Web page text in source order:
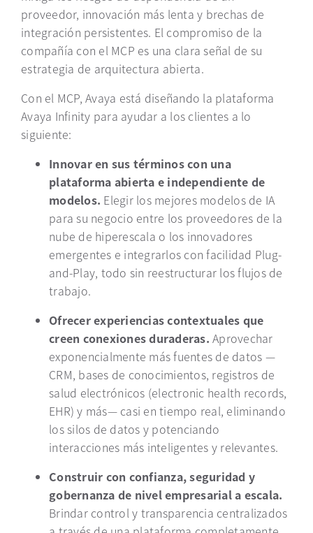
proveedor, innovación más lenta y brechas de
integración persistentes. El compromiso de la
compañía con el MCP es una clara señal de su
estrategia de arquitectura abierta.
Con el MCP, Avaya está diseñando la plataforma
Avaya Infinity para ayudar a los clientes a lo
siguiente:
Innovar en sus términos con una
plataforma abierta e independiente de
modelos. Elegir los mejores modelos de IA
para su negocio entre los proveedores de la
nube de hiperescala o los innovadores
emergentes e integrarlos con facilidad Plug-
and-Play, todo sin reestructurar los flujos de
trabajo.
Ofrecer experiencias contextuales que
creen conexionesduraderas. Aprovechar
exponencialmente más fuentes de datos —
CRM, bases de conocimientos, registros de
salud electrónicos (electronic health records,
EHR) y más— casi en tiempo real, eliminando
los silos de datos y potenciando
interacciones más inteligentes y relevantes.
Construir con confianza, seguridad y
gobernanza de nivel empresarial a escala.
Brindar control y transparencia centralizados